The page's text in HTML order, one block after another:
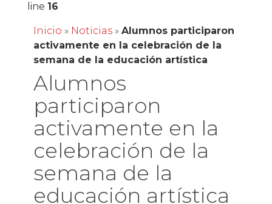
line 16
Inicio » Noticias» Alumnos participaron
activamente en la celebración de la
semana de la educación artística
Alumnos
participaron
activamente en la
celebración de la
semana de la
educación artística